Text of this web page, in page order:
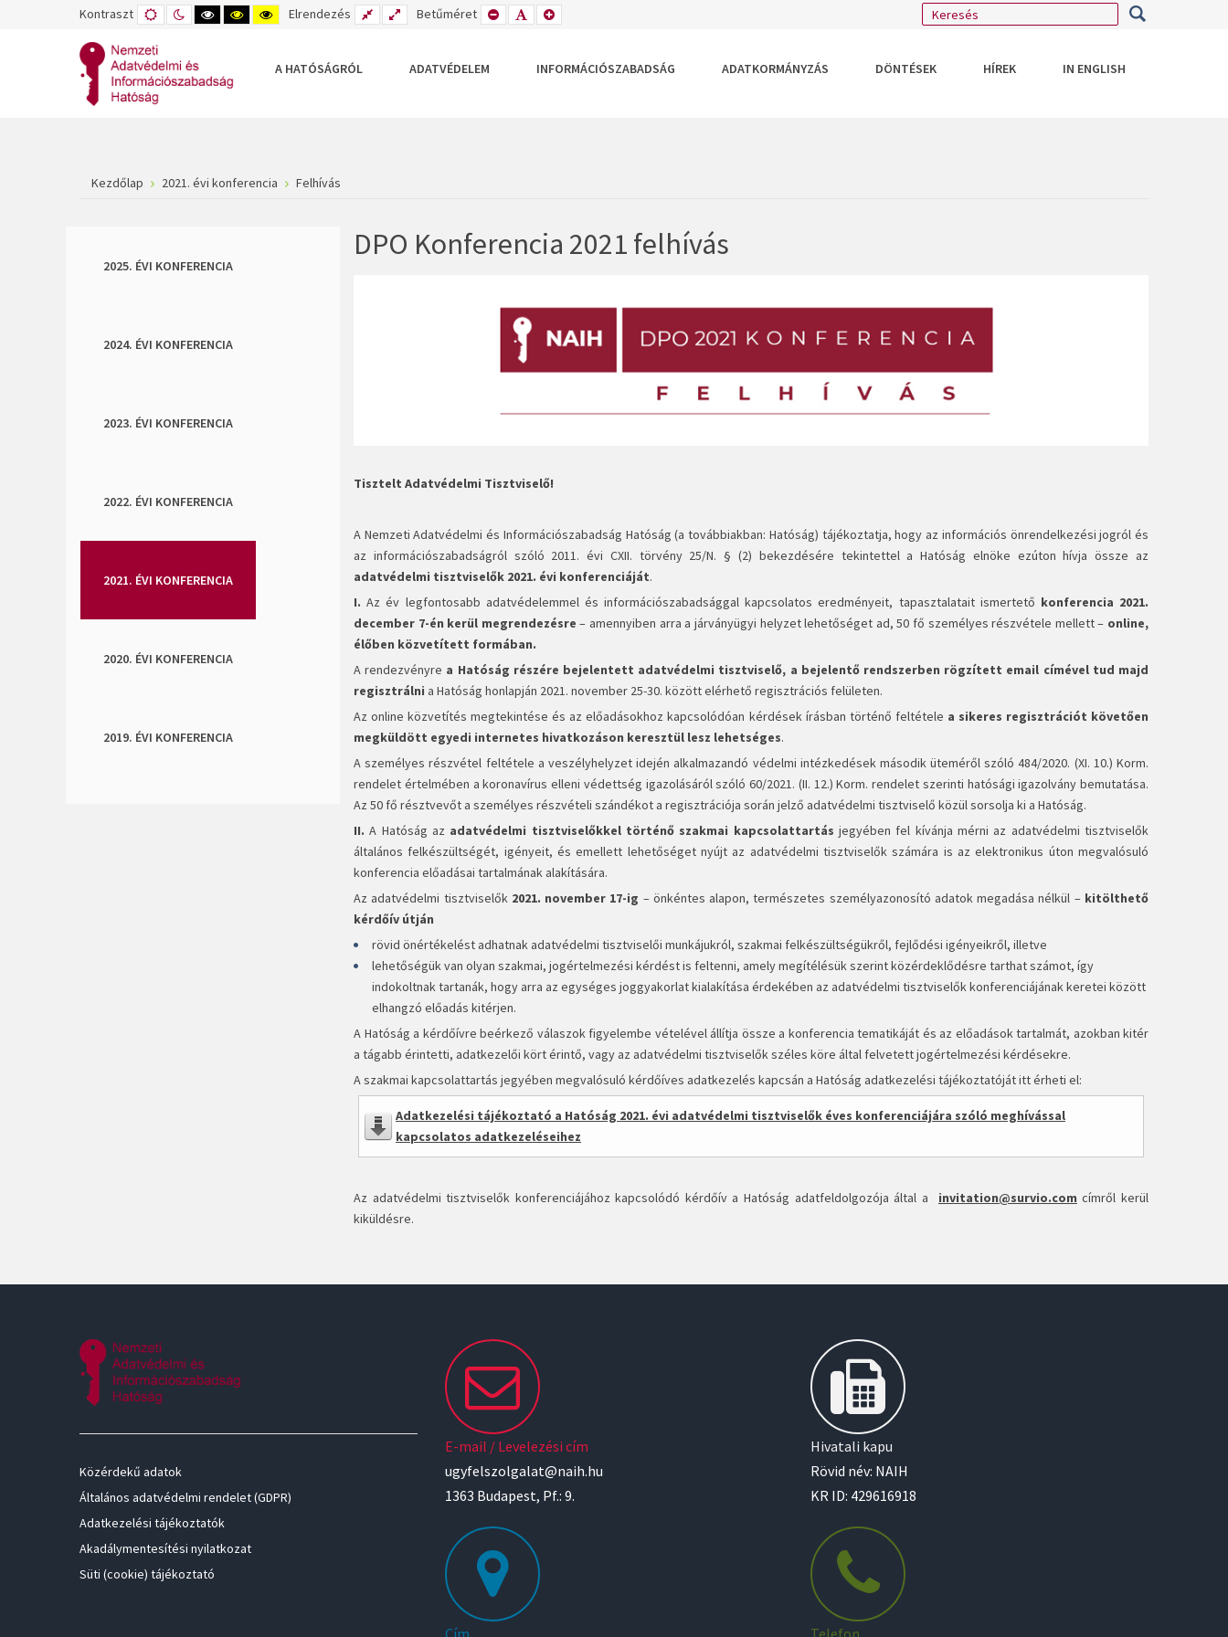
Kontraszt ALAPÉRTELMEZETT
MÓD
ÉJSZAKAI
MÓD
NAGY
KONTRASZTÚ
NAGY
KONTRASZTÚ
NAGY
KONTRASZTÚ
MÓD
Elrendezés RÖGZÍTETT
ELRENDEZÉS
SZÉLES
ELRENDEZÉS
Betűméret KISEBB
BETŰTÍPUS
ALAPÉRTELMEZETT
BETŰMÉRET
NAGYOBB
BETŰMÉRET
A HATÓSÁGRÓL
ADATVÉDELEM INFORMÁCIÓSZABADSÁG ADATKORMÁNYZÁS DÖNTÉSEK HÍREK IN ENGLISH
Kezdőlap 2021. évi konferencia Felhívás
DPO Konferencia 2021 felhívás
Tisztelt Adatvédelmi Tisztviselő!
A Nemzeti Adatvédelmi és Információszabadság Hatóság (a továbbiakban: Hatóság) tájékoztatja, hogy az információs önrendelkezési jogról és
az információszabadságról szóló 2011. évi CXII. törvény 25/N. § (2) bekezdésére tekintettel a Hatóság elnöke ezúton hívja össze az
adatvédelmi tisztviselők 2021. évi konferenciáját.
I. Az év legfontosabb adatvédelemmel és információszabadsággal kapcsolatos eredményeit, tapasztalatait ismertető konferencia 2021.
december 7-én kerül megrendezésre– amennyiben arra a járványügyi helyzet lehetőséget ad, 50 fő személyes részvétele mellett – online,
élőben közvetített formában.
A rendezvényre a Hatóság részére bejelentett adatvédelmi tisztviselő, a bejelentő rendszerben rögzített email címével tud majd
regisztrálni a Hatóság honlapján 2021. november 25-30. között elérhető regisztrációs felületen.
Az online közvetítés megtekintése és az előadásokhoz kapcsolódóan kérdések írásban történő feltétele a sikeres regisztrációt követően
megküldött egyedi internetes hivatkozáson keresztül lesz lehetséges.
A személyes részvétel feltétele a veszélyhelyzet idején alkalmazandó védelmi intézkedések második üteméről szóló 484/2020. (XI. 10.) Korm.
rendelet értelmében a koronavírus elleni védettség igazolásáról szóló 60/2021. (II. 12.) Korm. rendelet szerinti hatósági igazolvány bemutatása.
Az 50 fő résztvevőt a személyes részvételi szándékot a regisztrációja során jelző adatvédelmi tisztviselő közül sorsolja ki a Hatóság.
II. A Hatóság az adatvédelmi tisztviselőkkel történő szakmai kapcsolattartás jegyében fel kívánja mérni az adatvédelmi tisztviselők
általános felkészültségét, igényeit, és emellett lehetőséget nyújt az adatvédelmi tisztviselők számára is az elektronikus úton megvalósuló
konferencia előadásai tartalmának alakítására.
Az adatvédelmi tisztviselők 2021. november 17-ig – önkéntes alapon, természetes személyazonosító adatok megadása nélkül – kitölthető
kérdőív útján
rövid önértékelést adhatnak adatvédelmi tisztviselői munkájukról, szakmai felkészültségükről, fejlődési igényeikről, illetve
lehetőségük van olyan szakmai, jogértelmezési kérdést is feltenni, amely megítélésük szerint közérdeklődésre tarthat számot, így
indokoltnak tartanák, hogy arra az egységes joggyakorlat kialakítása érdekében az adatvédelmi tisztviselők konferenciájának keretei között
elhangzó előadás kitérjen.
A Hatóság a kérdőívre beérkező válaszok figyelembe vételével állítja össze a konferencia tematikáját és az előadások tartalmát, azokban kitér
a tágabb érintetti, adatkezelői kört érintő, vagy az adatvédelmi tisztviselők széles köre által felvetett jogértelmezési kérdésekre.
A szakmai kapcsolattartás jegyében megvalósuló kérdőíves adatkezelés kapcsán a Hatóság adatkezelési tájékoztatóját itt érheti el:
Adatkezelési tájékoztató a Hatóság 2021. évi adatvédelmi tisztviselők éves konferenciájára szóló meghívással
kapcsolatos adatkezeléseihez
Az adatvédelmi tisztviselők konferenciájához kapcsolódó kérdőív a Hatóság adatfeldolgozója által a invitation@survio.com címről kerül
kiküldésre.
2025. ÉVI KONFERENCIA
2024. ÉVI KONFERENCIA
2023. ÉVI KONFERENCIA
2022. ÉVI KONFERENCIA
2021. ÉVI KONFERENCIA
2020. ÉVI KONFERENCIA
2019. ÉVI KONFERENCIA
Közérdekű adatok
Általános adatvédelmi rendelet (GDPR)
Adatkezelési tájékoztatók
Akadálymentesítési nyilatkozat
Süti (cookie) tájékoztató
E-mail / Levelezési cím
ugyfelszolgalat@naih.hu
1363 Budapest, Pf.: 9.
Hivatali kapu
Rövid név: NAIH
KR ID: 429616918